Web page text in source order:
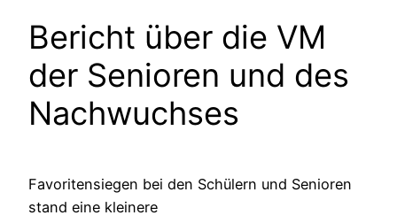
Bericht über die VM
der Senioren und des
Nachwuchses
Favoritensiegen bei den Schülern und Senioren
stand eine kleinere